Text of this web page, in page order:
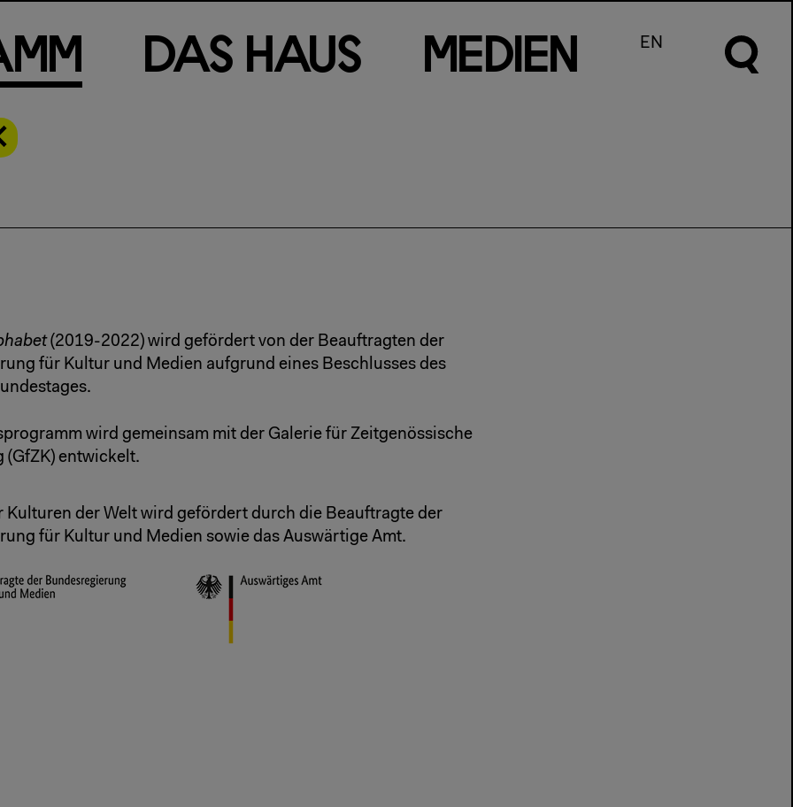
m m Das Haus m e d en EN
(2019-2022) wird gefördert von der Beauftragten der
für Kultur und Medien aufgrund eines Beschlusses des
wird gemeinsam mit der Galerie für Zeitgenössische
(GfZK) entwickelt.
Kulturen der Welt wird gefördert durch die Beauftragte der
für Kultur und Medien sowie das Auswärtige Amt.